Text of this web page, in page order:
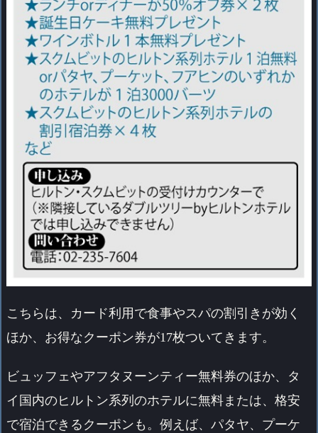
こちらは、カード利用で食事やスパの割引きが効く
ほか、お得なクーポン券が17枚ついてきます。
ビュッフェやアフタヌーンティー無料券のほか、タ
イ国内のヒルトン系列のホテルに無料または、格安
で宿泊できるクーポンも。例えば、パタヤ、プーケ